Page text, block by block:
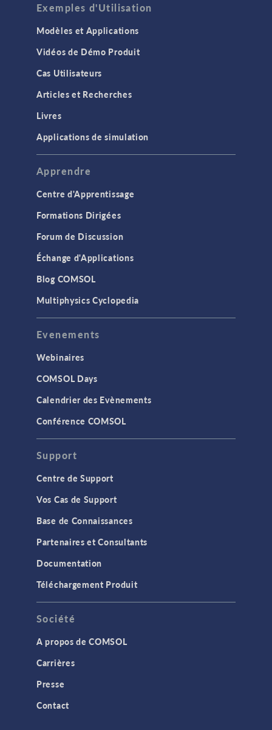
Exemples d'Utilisation
Modèles et Applications
Vidéos de Démo Produit
Cas Utilisateurs
Articles et Recherches
Livres
Applications de simulation
Apprendre
Centre d'Apprentissage
Formations Dirigées
Forum de Discussion
Échange d'Applications
Blog COMSOL
Multiphysics Cyclopedia
Evenements
Webinaires
COMSOL Days
Calendrier des Evènements
Conférence COMSOL
Support
Centre de Support
Vos Cas de Support
Base de Connaissances
Partenaires et Consultants
Documentation
Téléchargement Produit
Société
A propos de COMSOL
Carrières
Presse
Contact